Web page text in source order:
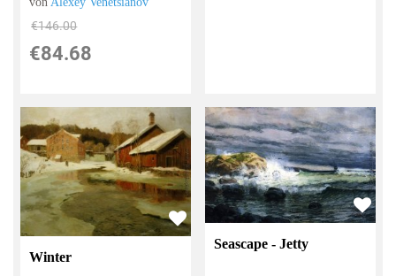
€146.00
€84.68
Winter
Seascape - Jetty